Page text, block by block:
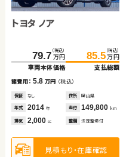
トヨタ ノア
79.7 （税込）
万円
車両本体価格
85.5 （税込）
万円
支払総額
諸費用：5.8 万円 （税込）
保証 なし 住所 岡山県
年式 2014 年 走行 149,800 km
排気 2,000 cc 整備 法定整備付
見積もり・在庫確認
スズキ ジムニー
59.7万円
車両本体価格
諸費用：3.3 万円 （税込）
保証 なし 住所 岡山県
排気 660 整備 法定整備付
スズキ スイフト
34.8 （税込）
万円
車両本体価格
43.0 （税込）
万円
支払総額
諸費用：8.2 万円 （税込）
保証 なし 住所 宮城県
年式 2011 年 走行 106,900 km
排気 1,200 cc 整備 法定整備付
見積もり・在庫確認